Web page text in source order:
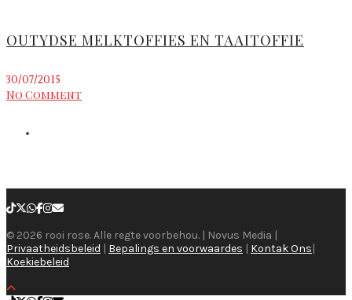
OUTYDSE MELKTOFFIES EN TAAITOFFIE
30/07/2015
No Comment
© 2026 rooi rose. Alle regte voorbehou. | Novus Media |
Privaatheidsbeleid | Bepalings en voorwaardes | Kontak Ons|
Koekiebeleid